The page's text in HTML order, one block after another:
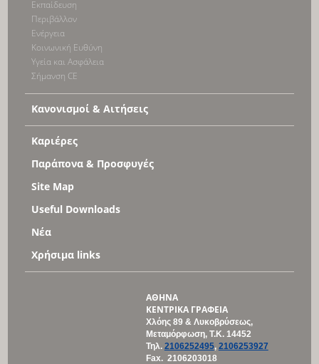
Εκπαίδευση
Περιβάλλον
Ενέργεια
Κοινωνική Ευθύνη
Υγεία και Ασφάλεια
Σήμανση CE
Κανονισμοί & Αιτήσεις
Καριέρες
Παράπονα & Προσφυγές
Site Map
Useful Downloads
Νέα
Χρήσιμα links
ΑΘΗΝΑ
ΚΕΝΤΡΙΚΑ ΓΡΑΦΕΙΑ
Χλόης 89 & Λυκοβρύσεως,
Μεταμόρφωση, Τ.Κ. 14452
Τηλ. 2106252495, 2106253927
Fax. 2106203018